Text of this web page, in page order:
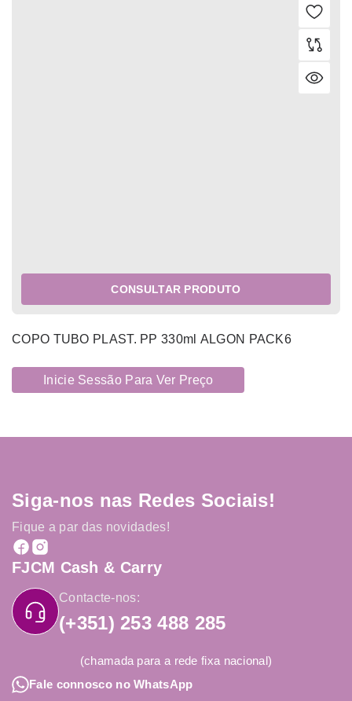
CONSULTAR PRODUTO
COPO TUBO PLAST. PP 330ml ALGON PACK6
Inicie Sessão Para Ver Preço
Siga-nos nas Redes Sociais!
Fique a par das novidades!
FJCM Cash & Carry
Contacte-nos:
(+351) 253 488 285
(chamada para a rede fixa nacional)
Fale connosco no WhatsApp